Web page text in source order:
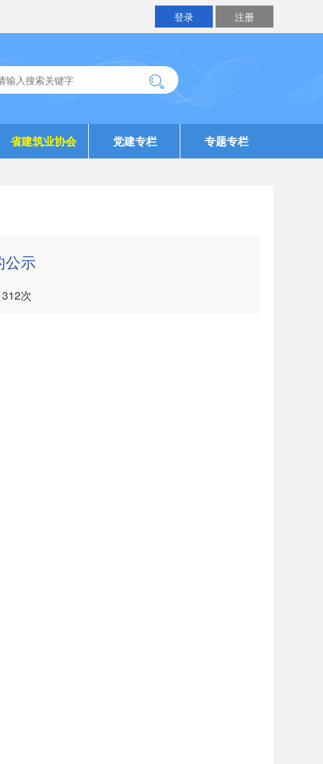
注册
登录
省建筑业协会 党建专栏 专题专栏
公示
312次